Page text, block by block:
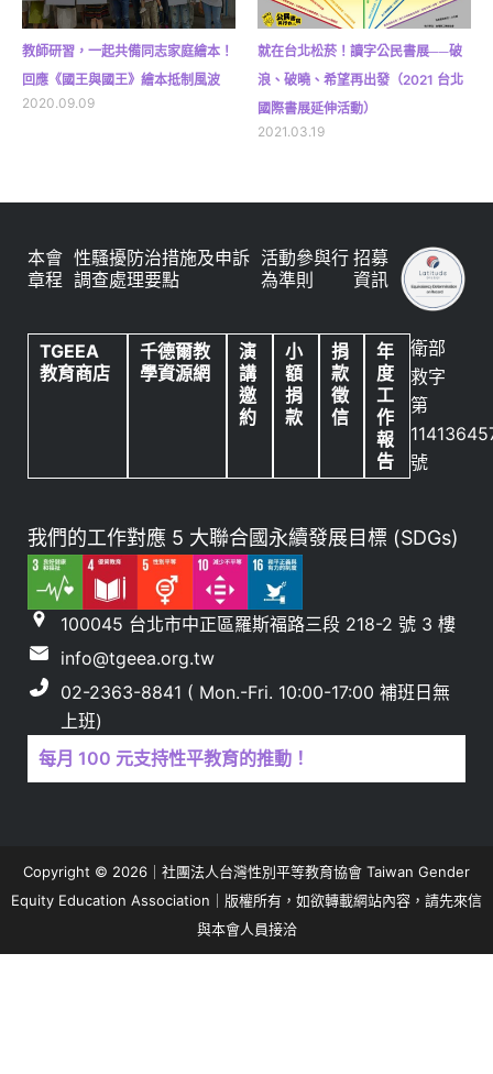
教師研習，一起共備同志家庭繪本！
回應《國王與國王》繪本抵制風波
2020.09.09
就在台北松菸！讀字公民書展──破
浪、破曉、希望再出發（2021 台北
國際書展延伸活動）
2021.03.19
本會
章程
性騷擾防治措施及申訴
調查處理要點
活動參與行
為準則
招募
資訊
TGEEA
教育商店
千德爾教
學資源網
演
講
邀
約
小
額
捐
款
捐
款
徵
信
年
度
工
作
報
告
衛部
救字
第
號
我們的工作對應 5 大聯合國永續發展目標 (SDGs)
100045 台北市中正區羅斯福路三段 218-2 號 3 樓
info@tgeea.org.tw
02-2363-8841 ( Mon.-Fri. 10:00-17:00 補班日無
上班)
每月 100 元支持性平教育的推動！
Copyright © 2026｜社團法人台灣性別平等教育協會 Taiwan Gender
Equity Education Association｜版權所有，如欲轉載網站內容，請先來信
與本會人員接洽